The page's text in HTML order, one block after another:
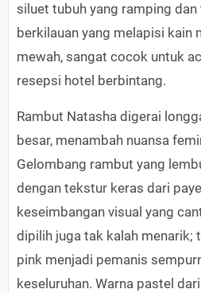
siluet tubuh yang ramping dan
berkilauan yang melapisi kain
mewah, sangat cocok untuk
resepsi hotel berbintang.
Rambut Natasha digerai
besar, menambah nuansa
Gelombang rambut yang
dengan tekstur keras dari
keseimbangan visual yang
dipilih juga tak kalah menarik;
pink menjadi pemanis
keseluruhan. Warna pastel